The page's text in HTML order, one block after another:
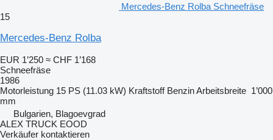
Mercedes-Benz Rolba Schneefräse
15
Mercedes-Benz Rolba
EUR 1’250 ≈ CHF 1’168
Schneefräse
1986
Motorleistung 15 PS (11.03 kW) Kraftstoff BenzinArbeitsbreite 1’000
mm
Bulgarien, Blagoevgrad
ALEX TRUCK EOOD
Verkäufer kontaktieren